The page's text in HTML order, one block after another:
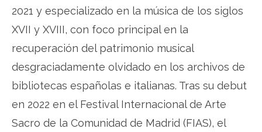
2021 y especializado en la música de los siglos
XVII y XVIII, con foco principal en la
recuperación del patrimonio musical
desgraciadamente olvidado en los archivos de
bibliotecas españolas e italianas. Tras su debut
en 2022 en el Festival Internacional de Arte
Sacro de la Comunidad de Madrid (FIAS), el